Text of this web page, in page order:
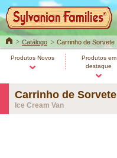
HomeCatálogo Carrinho de Sorvete
Produtos Novos
Produtos em
destaque
Carrinho de Sorvete
Ice Cream Van